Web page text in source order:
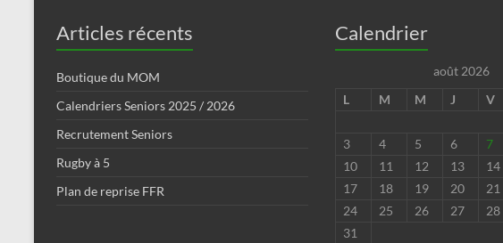
Articles récents
Boutique du MOM
Calendriers Seniors 2025 / 2026
Recrutement Seniors
Rugby à 5
Plan de reprise FFR
Calendrier
août 2026
L
M M J V
3
4 5 6 7
10
11 12 13 14
17
18 19 20 21
24
25 26 27 28
31